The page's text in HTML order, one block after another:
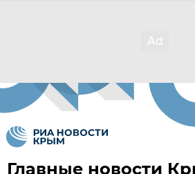
Главные новости